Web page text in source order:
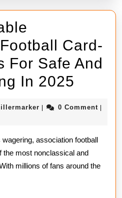
Card-
For Safe And
In 2025
Card-
Millermarker
| 0 Comment |
association football
the most nonclassical and
millions of fans around the